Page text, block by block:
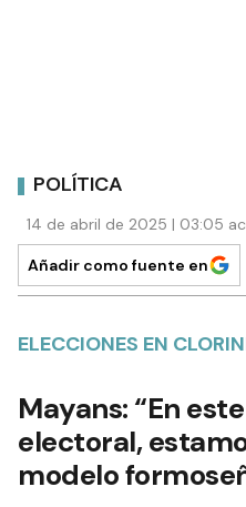
POLÍTICA
14 de abril de 2025 | 03:05
Añadir como fuente en
ELECCIONES EN
Mayans: “En
electoral,
modelo